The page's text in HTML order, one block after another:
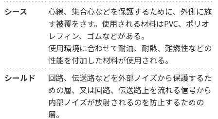
シース
心線、集合心などを保護するために、外側に施
す被覆をさす。使用される材料はPVC、ポリオ
レフィン、ゴムなどがある。
使用環境に合わせて耐油、耐熱、難燃性などの
性能を付加した材料が使用される。
シールド
回路、伝送路などを外部ノイズから保護するた
めの層、又は回路、伝送路上を流れる信号から
内部ノイズが放射されるのを防止するための
層。